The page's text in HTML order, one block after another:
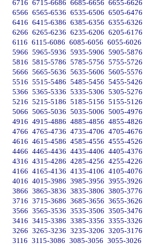
6716 6715-6686 6685-6656 6655-6626
6566 6565-6536 6535-6506 6505-6476
6416 6415-6386 6385-6356 6355-6326
6266 6265-6236 6235-6206 6205-6176
6116 6115-6086 6085-6056 6055-6026
5966 5965-5936 5935-5906 5905-5876
5816 5815-5786 5785-5756 5755-5726
5666 5665-5636 5635-5606 5605-5576
5516 5515-5486 5485-5456 5455-5426
5366 5365-5336 5335-5306 5305-5276
5216 5215-5186 5185-5156 5155-5126
5066 5065-5036 5035-5006 5005-4976
4916 4915-4886 4885-4856 4855-4826
4766 4765-4736 4735-4706 4705-4676
4616 4615-4586 4585-4556 4555-4526
4466 4465-4436 4435-4406 4405-4376
4316 4315-4286 4285-4256 4255-4226
4166 4165-4136 4135-4106 4105-4076
4016 4015-3986 3985-3956 3955-3926
3866 3865-3836 3835-3806 3805-3776
3716 3715-3686 3685-3656 3655-3626
3566 3565-3536 3535-3506 3505-3476
3416 3415-3386 3385-3356 3355-3326
3266 3265-3236 3235-3206 3205-3176
3116 3115-3086 3085-3056 3055-3026